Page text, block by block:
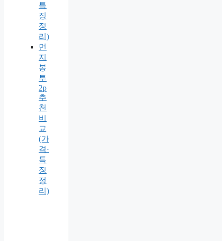
특
징
정
리)
먼
지
봉
투
2p
추
천
비
교
(가
격·
특
징
정
리)